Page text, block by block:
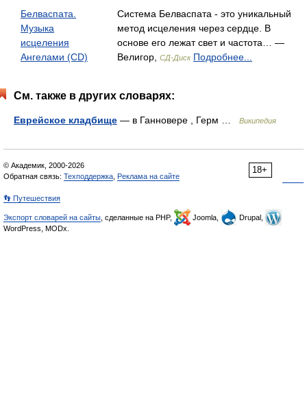
Белваспата.
Музыка
исцеления
Ангелами (CD)
Система Белваспата - это уникальный
метод исцеления через сердце. В
основе его лежат свет и частота… —
Велигор,
СД-Диск Подробнее...
См. также в других словарях:
Еврейское кладбище — в Ганновере , Герм … Википедия
18+
© Академик, 2000-2026
Обратная связь: Техподдержка Реклама на сайте
👣 Путешествия
Экспорт словарей на сайты , сделанные на PHP, Joomla,
Drupal,
WordPress, MODx.